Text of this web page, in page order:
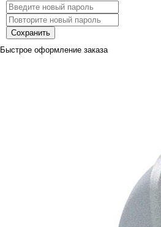
Сохранить
Быстрое оформление заказа